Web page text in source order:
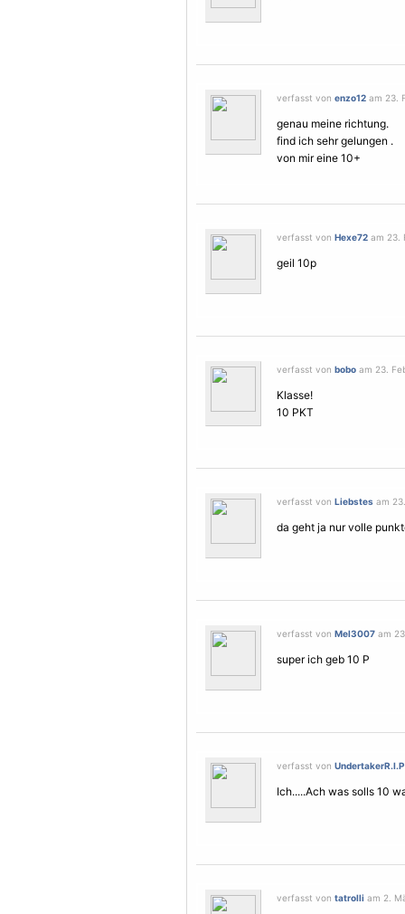
verfasst von enzo12 am 23.
genau meine richtung.
find ich sehr gelungen .
von mir eine 10+
verfasst von Hexe72 am 23.
geil 10p
verfasst von bobo am 23.
Klasse!
10 PKT
verfasst von Liebstes am
da geht ja nur volle
verfasst von Mel3007 am
super ich geb 10 P
verfasst von UndertakerR.I.P
Ich.....Ach was solls 10
verfasst von tatrolli am 2.